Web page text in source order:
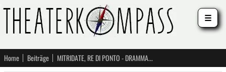
Home Beiträge MITRIDATE, RE DI PONTO - DRAMMA PER MUSICA von Wolfgang Amadeus Mozart - STAATSOPER UNTER DEN LINDEN Berlin
☰